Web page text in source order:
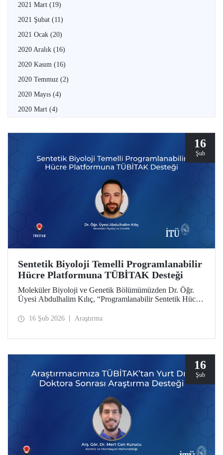
2021 Mart (19)
2021 Şubat (11)
2021 Ocak (20)
2020 Aralık (16)
2020 Kasım (16)
2020 Temmuz (2)
2020 Mayıs (4)
2020 Mart (4)
16
Şub
Sentetik Biyoloji Temelli Programlanabilir
Hücre Platformuna TÜBİTAK Desteği
Moleküler Biyoloji ve Genetik Bölümümüzden Dr. Öğr.
Üyesi Abdulhalim Kılıç, “Programlanabilir Sentetik Hücre
Dinamik Modülasyonu ile Konsept Kanıtı” başlıklı
16 Şub 2026 Araştırma
16
Şub